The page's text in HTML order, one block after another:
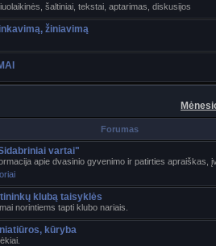
šaltiniai, tekstai, aptarimas, diskusijos
žiniavimą
Forumas
vartai"
apie dvasinio gyvenimo ir patirties apraiškas,
klubą taisyklės
norintiems tapti klubo nariais.
kūryba